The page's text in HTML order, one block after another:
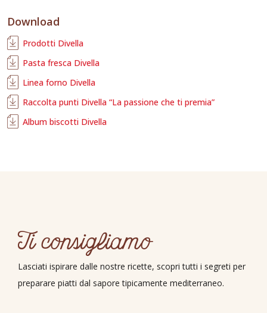
Download
Prodotti Divella
Pasta fresca Divella
Linea forno Divella
Raccolta punti Divella “La passione che ti premia”
Album biscotti Divella
Ti consigliamo
Lasciati ispirare dalle nostre ricette, scopri tutti i segreti per
preparare piatti dal sapore tipicamente mediterraneo.